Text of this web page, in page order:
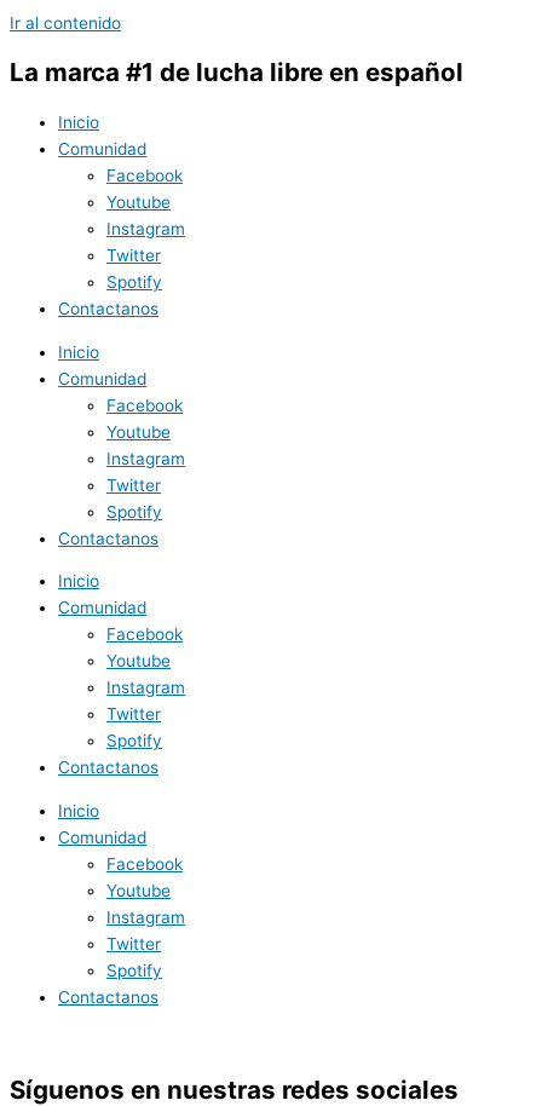
Ir al contenido
La marca #1 de lucha libre en español
Inicio
Comunidad
Facebook
Youtube
Instagram
Twitter
Spotify
Contactanos
Inicio
Comunidad
Facebook
Youtube
Instagram
Twitter
Spotify
Contactanos
Inicio
Comunidad
Facebook
Youtube
Instagram
Twitter
Spotify
Contactanos
Inicio
Comunidad
Facebook
Youtube
Instagram
Twitter
Spotify
Contactanos
Síguenos en nuestras redes sociales